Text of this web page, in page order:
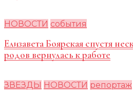
НОВОСТИ события
Елизавета Боярская спустя
родов вернулась к работе
ЗВЕЗДЫ НОВОСТИ репортаж